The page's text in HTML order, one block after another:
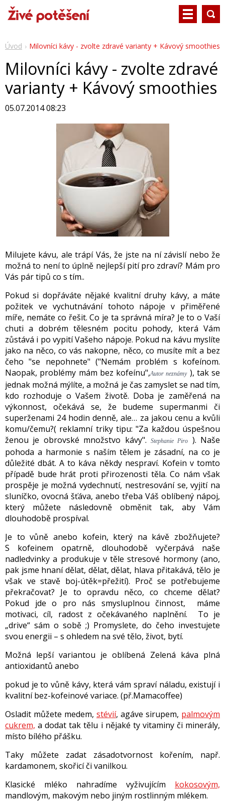
Úvod Milovníci kávy - zvolte zdravé varianty + Kávový smoothies
Milovníci kávy - zvolte zdravé
varianty + Kávový smoothies
05.07.2014 08:23
Milujete kávu, ale trápí Vás, že jste na ní závislí nebo že
možná to není to úplně nejlepší pití pro zdraví? Mám pro
Vás pár tipů co s tím..
Pokud si dopřáváte nějaké kvalitní druhy kávy, a máte
požitek ve vychutnávání tohoto nápoje v přiměřené
míře, nemáte co řešit. Co je ta správná míra? Je to o Vaší
chuti a dobrém tělesném pocitu pohody, která Vám
zůstává i po vypití Vašeho nápoje. Pokud na kávu myslíte
jako na něco, co vás nakopne, něco, co musíte mít a bez
čeho "se nepohnete" ("Nemám problém s kofeínom.
Naopak, problémy mám bez kofeínu",Autor neznámy), tak se
jednak možná mýlíte, a možná je čas zamyslet se nad tím,
kdo rozhoduje o Vašem životě. Doba je zaměřená na
výkonnost, očekává se, že budeme supermanmi či
superženami 24 hodin denně, ale… za jakou cenu a kvůli
komu/čemu?( reklamní triky tipu: "Za každou úspešnou
ženou je obrovské množstvo kávy".
Stephanie Piro ). Naše
pohoda a harmonie s naším tělem je zásadní, na co je
důležité dbát. A to káva někdy nespraví. Kofein v tomto
případě bude hrát proti přirozenosti těla. Co nám však
prospěje je možná vydechnutí, nestresování se, vyjití na
sluníčko, ovocná šťáva, anebo třeba Váš oblíbený nápoj,
který můžete následovně obměnit tak, aby Vám
dlouhodobě prospíval.
Je to vůně anebo kofein, který na kávě zbožňujete?
S kofeinem opatrně, dlouhodobě vyčerpává naše
nadledvinky a produkuje v těle stresové hormony (ano,
pak jsme hnaní dělat, dělat, dělat, hlava přitakává, tělo je
však ve stavě boj-útěk=přežití). Proč se potřebujeme
překračovat? Je to opravdu něco, co chceme dělat?
Pokud jde o pro nás smysluplnou činnost, máme
motivaci, cíl, radost z očekávaného naplnění. To je
„drive“ sám o sobě ;) Promyslete, do čeho investujete
svou energii – s ohledem na své tělo, život, bytí.
Možná lepší variantou je oblíbená Zelená káva plná
antioxidantů anebo
pokud je to vůně kávy, která vám spraví náladu, existují i
kvalitní bez-kofeinové variace. (př.Mamacoffee)
Osladit můžete medem, stévií, agáve sirupem, palmovým
cukrem, a dodat tak tělu i nějaké ty vitaminy či minerály,
místo bílého přášku.
Taky můžete zadat zásadotvornost kořením, např.
kardamonem, skořicí či vanilkou.
Klasické mléko nahradíme vyživujícím kokosovým,
mandlovým, makovým nebo jiným rostlinným mlékem.